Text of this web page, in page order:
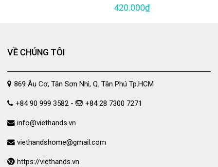
420.000₫
VỀ CHÚNG TÔI
869 Âu Cơ, Tân Sơn Nhì, Q. Tân Phú Tp.HCM
+84 90 999 3582 - +84 28 7300 7271
info@viethands.vn
viethandshome@gmail.com
https://viethands.vn